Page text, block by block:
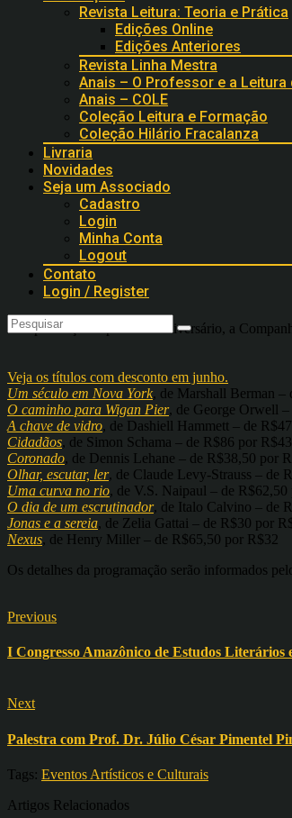
Revista Leitura: Teoria e Prática
Edições Online
Edições Anteriores
Revista Linha Mestra
Anais – O Professor e a Leitura
Anais – COLE
Coleção Leitura e Formação
Coleção Hilário Fracalanza
Livraria
Novidades
Seja um Associado
Cadastro
Login
Minha Conta
Logout
Contato
Login / Register
Em promoção especial de aniversário, a
Veja os títulos com desconto em junho.
Um século em Nova York, de Marshall Berman –
O caminho para Wigan Pier, de George Orwell
A chave de vidro, de Dashiell Hammett – de
Cidadãos, de Simon Schama – de R$86 por R$43
Coronado, de Dennis Lehane – de R$38,50 por
Olhar, escutar, ler, de Claude Levy-Strauss – de
Uma curva no rio, de V.S. Naipaul – de R$62,50
O dia de um escrutinador, de Italo Calvino – de
Jonas e a sereia, de Zelia Gattai – de R$30 por
Nexus, de Henry Miller – de R$65,50 por R$32
Os detalhes da programação serão informados
Previous
I Congresso Amazônico de Estudos Literários
Next
Palestra com Prof. Dr. Júlio César Pimentel
Tags: Eventos Artísticos e Culturais
Artigos Relacionados